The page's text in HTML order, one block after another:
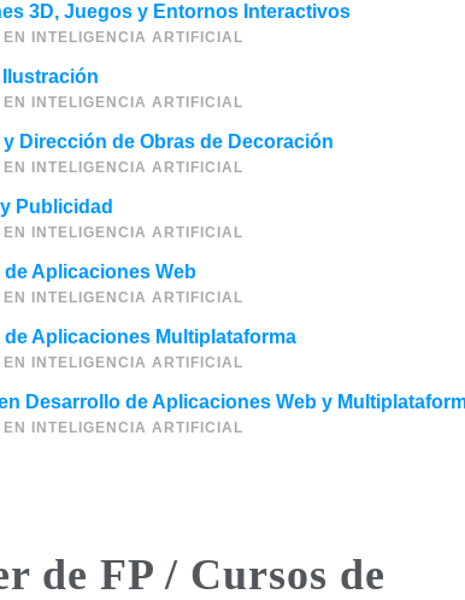
3D, Juegos y Entornos Interactivos
Ilustración
Dirección de Obras de Decoración
Publicidad
de Aplicaciones Web
de Aplicaciones Multiplataforma
Desarrollo de Aplicaciones Web y
de FP / Cursos de